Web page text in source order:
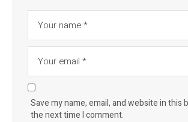
Save my name, email, and website in this
the next time I comment.